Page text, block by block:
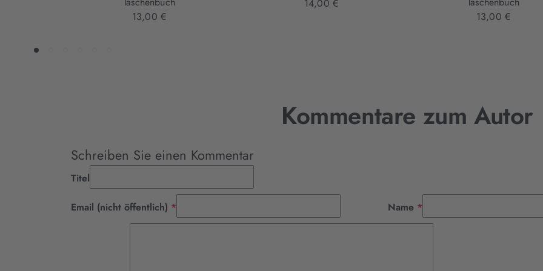
13,00 €
14,00 €
13,00 €
Kommentare zum Autor
Schreiben Sie einen Kommentar
Titel
Email (nicht öffentlich) * Name *Pflichtfeld